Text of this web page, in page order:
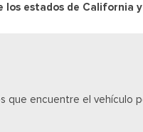
los estados de California
que encuentre el